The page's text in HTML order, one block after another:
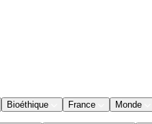
Bioéthique France Monde